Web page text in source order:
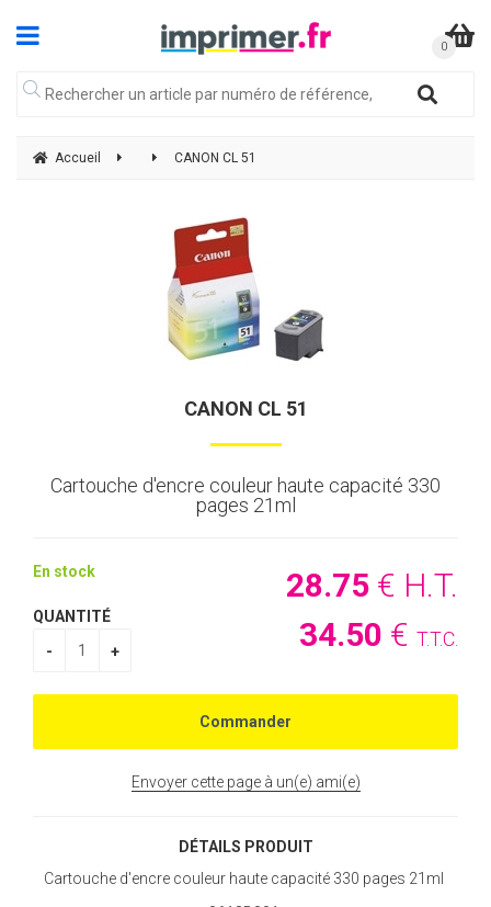
Accueil CANON CL 51
CANON CL 51
Cartouche d'encre couleur haute capacité 330
pages 21ml
28.75 € H.T.
34.50 € T.T.C.
En stock
QUANTITÉ
Envoyer cette page à un(e) ami(e)
DÉTAILS PRODUIT
Cartouche d'encre couleur haute capacité 330 pages 21ml